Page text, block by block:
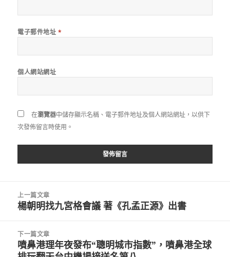
電子郵件地址 *
個人網站網址
在瀏覽器中儲存顯示名稱、電子郵件地址及個人網站網址，以供下
次發佈留言時使用。
上一篇文章
上
篇
文
章:
楊朝明找九宮格會議 著《孔孟正源》出書
下一篇文章
下
噴鼻港理年夜發布“聰明城市指數”，噴鼻港全球